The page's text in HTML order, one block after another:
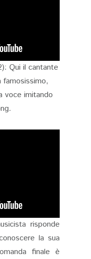
Qui il cantante
voce imitando
risponde
la sua
finale è